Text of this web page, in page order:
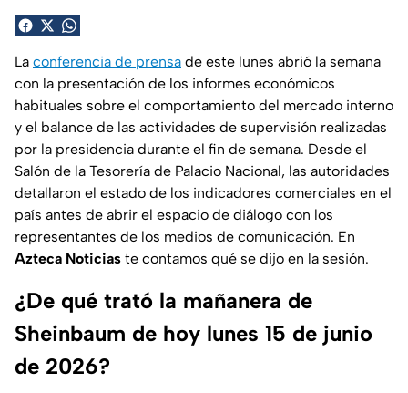
La conferencia de prensa de este lunes abrió la semana
con la presentación de los informes económicos
habituales sobre el comportamiento del mercado interno
y el balance de las actividades de supervisión realizadas
por la presidencia durante el fin de semana. Desde el
Salón de la Tesorería de Palacio Nacional, las autoridades
detallaron el estado de los indicadores comerciales en el
país antes de abrir el espacio de diálogo con los
representantes de los medios de comunicación. En
Azteca Noticias te contamos qué se dijo en la sesión.
¿De qué trató la mañanera de
Sheinbaum de hoy lunes 15 de junio
de 2026?